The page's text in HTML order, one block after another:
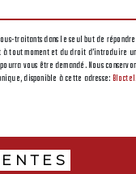
traitants dans le seul but de
tout moment et du droit d’introduire
vous être demandé. Nous
disponible à cette adresse: